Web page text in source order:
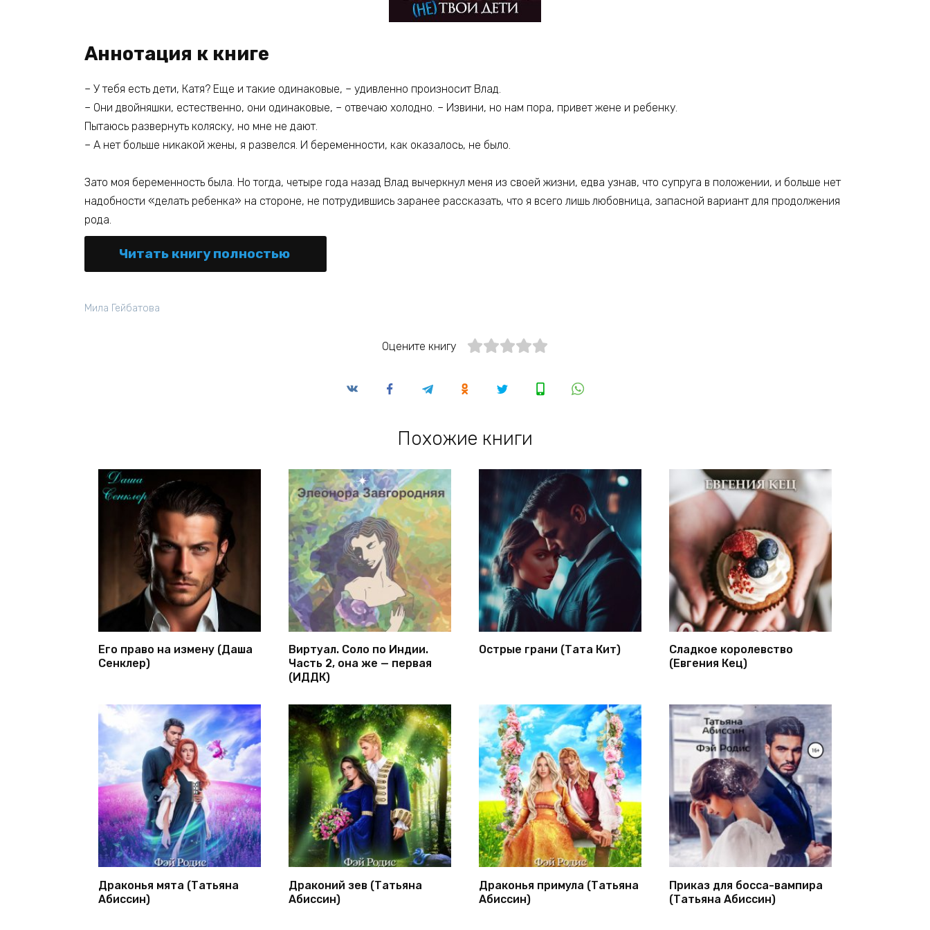
Аннотация к книге
– У тебя есть дети, Катя? Еще и такие одинаковые, – удивленно произносит Влад.
– Они двойняшки, естественно, они одинаковые, – отвечаю холодно. – Извини, но нам пора, привет жене и ребенку.
Пытаюсь развернуть коляску, но мне не дают.
– А нет больше никакой жены, я развелся. И беременности, как оказалось, не было.
Зато моя беременность была. Но тогда, четыре года назад Влад вычеркнул меня из своей жизни, едва узнав, что супруга в положении, и больше нет
надобности «делать ребенка» на стороне, не потрудившись заранее рассказать, что я всего лишь любовница, запасной вариант для продолжения
рода.
Читать книгу полностью
Мила Гейбатова
Оцените книгу
Похожие книги
Его право на измену (Даша
Сенклер)
Виртуал. Соло по Индии.
Часть 2, она же — первая
(ИДДК)
Острые грани (Тата Кит)
Сладкое королевство
(Евгения Кец)
Драконья мята (Татьяна
Абиссин)
Драконий зев (Татьяна
Абиссин)
Драконья примула (Татьяна
Абиссин)
Приказ для босса-вампира
(Татьяна Абиссин)